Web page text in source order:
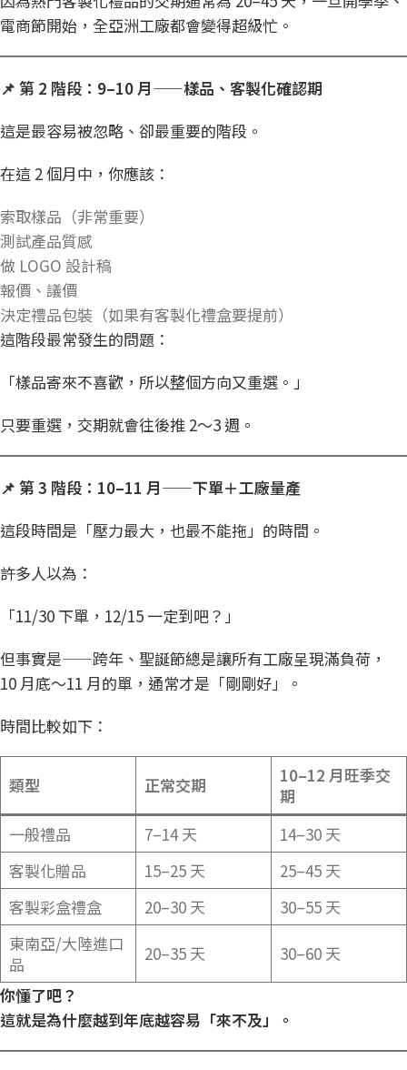
電商節開始，全亞洲工廠都會變得超級忙。
📌 第 2 階段：9–10月——樣品、客製化確認期
這是最容易被忽略、卻最重要的階段。
在這 2 個月中，你應該：
索取樣品（非常重要）
測試產品質感
做 LOGO 設計稿
報價、議價
決定禮品包裝（如果有客製化禮盒要提前）
這階段最常發生的問題：
「樣品寄來不喜歡，所以整個方向又重選。」
只要重選，交期就會往後推 2～3 週。
📌 第 3 階段：10–11 月——下單＋工廠量產
這段時間是「壓力最大，也最不能拖」的時間。
許多人以為：
「11/30 下單，12/15 一定到吧？」
但事實是——跨年、聖誕節總是讓所有工廠呈現滿負荷，
10 月底～11 月的單，通常才是「剛剛好」。
時間比較如下：
類型 正常交期 10–12 月旺季交
期
一般禮品
7–14 天
14–30 天
客製化贈品
15–25 天
25–45 天
客製彩盒禮盒
20–30 天
30–55 天
東南亞/大陸進口
品
20–35 天
30–60 天
你懂了吧？
這就是為什麼越到年底越容易「來不及」。